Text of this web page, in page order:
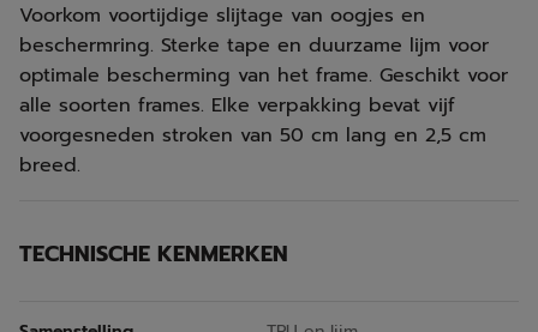
Voorkom voortijdige slijtage van oogjes en
beschermring. Sterke tape en duurzame lijm voor
optimale bescherming van het frame. Geschikt voor
alle soorten frames. Elke verpakking bevat vijf
voorgesneden stroken van 50 cm lang en 2,5 cm
breed.
TECHNISCHE KENMERKEN